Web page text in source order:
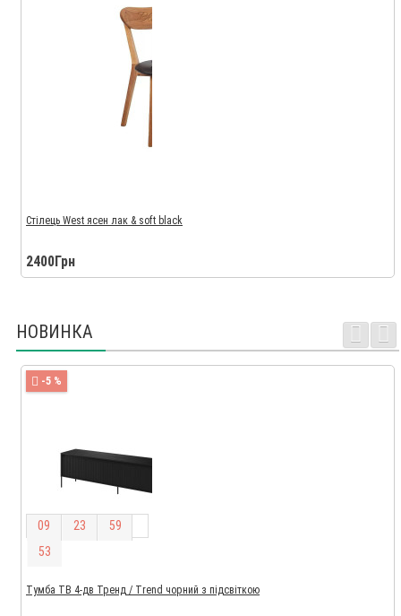
Стілець West ясен лак & soft black
2400Грн
НОВИНКА
-5 %
09 23 59
52
Тумба ТВ 4-дв Тренд / Trend чорний з підсвіткою